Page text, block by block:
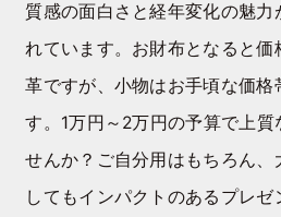
質感の面白さと経年変化の魅
れています。お財布となると価
革ですが、小物はお手頃な価格
す。1万円～2万円の予算で上質
せんか？ご自分用はもちろん、
してもインパクトのあるプレゼ